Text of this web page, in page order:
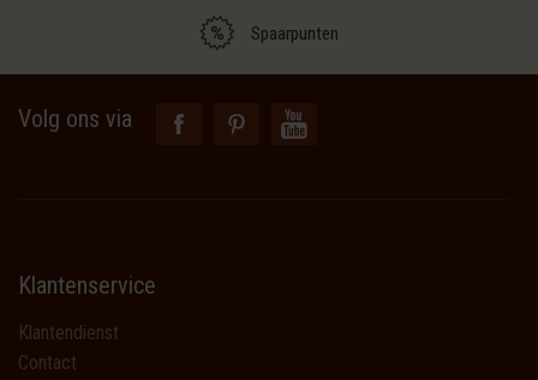
Spaarpunten
Volg ons via
Klantenservice
Klantendienst
Contact